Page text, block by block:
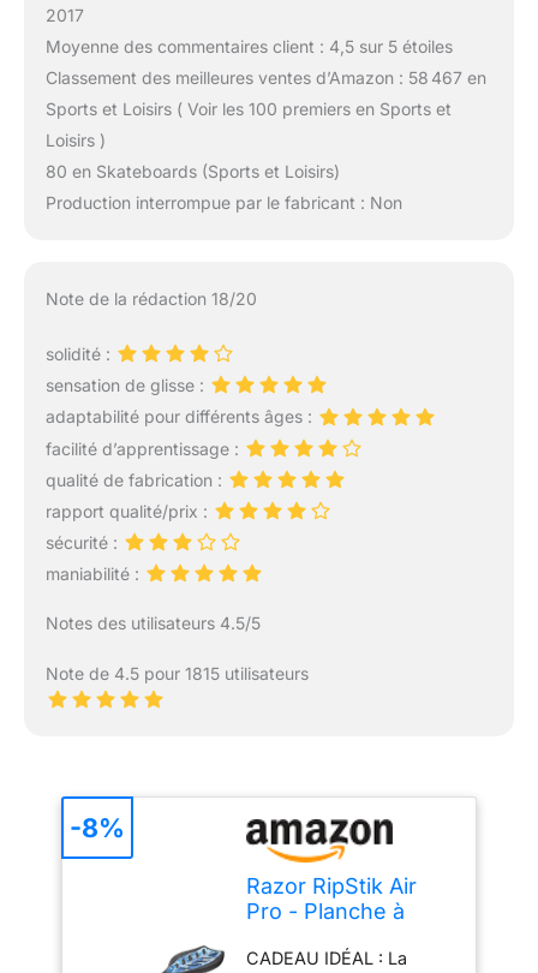
2017
Moyenne des commentaires client : 4,5 sur 5 étoiles
Classement des meilleures ventes d’Amazon : 58 467 en
Sports et Loisirs ( Voir les 100 premiers en Sports et
Loisirs )
80 en Skateboards (Sports et Loisirs)
Production interrompue par le fabricant : Non
Note de la rédaction 18/20
solidité :
sensation de glisse :
adaptabilité pour différents âges :
facilité d’apprentissage :
qualité de fabrication :
rapport qualité/prix :
sécurité :
maniabilité :
Notes des utilisateurs 4.5/5
Note de 4.5 pour 1815 utilisateurs
Razor RipStik Air
Pro - Planche à
Enfants 8+ avec
CADEAU IDÉAL : La
-8%